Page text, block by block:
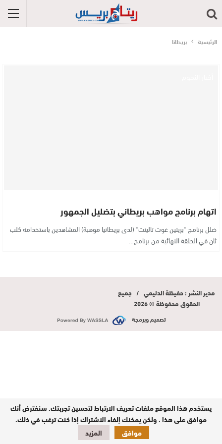
الرئيسية بريطانا
اتهام برنامج مواهب بريطاني بتضليل الجمهور
ضلل برنامج "بريتين غوت تالينت" (لدى بريطانيا موهبة) المشاهدين باستخدامه كلب
ثان في الحلقة النهائية من برنامج…
مدير النشر : حفيظة الدليمي / جميع
الحقوق محفوظة © 2026
تصميم وبرمجة
يستخدم هذا الموقع ملفات تعريف الارتباط لتحسين تجربتك. سنفترض أنك
موافق على هذا ، ولكن يمكنك إلغاء الاشتراك إذا كنت ترغب في ذلك.
موافق
المزيد